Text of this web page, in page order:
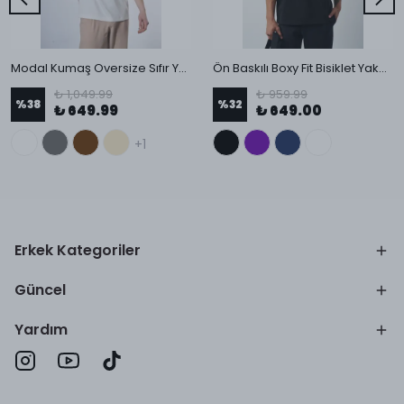
Modal Kumaş Oversize Sıfır Yaka T-Shirt
%38
₺ 1,049.99
₺ 649.99
+1
Ön Baskılı Boxy Fit Bisiklet Yaka T-Shirt
%32
₺ 959.99
₺ 649.00
Erkek Kategoriler
Güncel
Yardım